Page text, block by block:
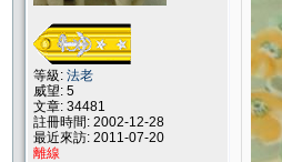
等級: 法老
威望: 5
文章: 34481
註冊時間: 2002-12-28
最近來訪: 2011-07-20
離線